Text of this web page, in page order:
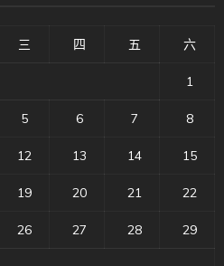
三 四 五 六
1
5 6 7 8
12 13 14 15
19 20 21 22
26 27 28 29